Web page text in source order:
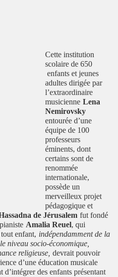
Cette institution
scolaire de 650
enfants et jeunes
adultes dirigée par
l’extraordinaire
musicienne Lena
Nemirovsky
entourée d’une
équipe de 100
professeurs
éminents, dont
certains sont de
renommée
internationale,
possède un
merveilleux projet
pédagogique et
de Jérusalem fut fondé
Amalia Reuel, qui
enfant, indépendamment de la
niveau socio-économique,
religieuse, devrait pouvoir
d’une éducation musicale
des enfants présentant